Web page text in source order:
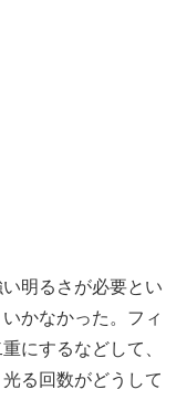
明るさが必要とい
かなかった。フィ
にするなどして、
る回数がどうして